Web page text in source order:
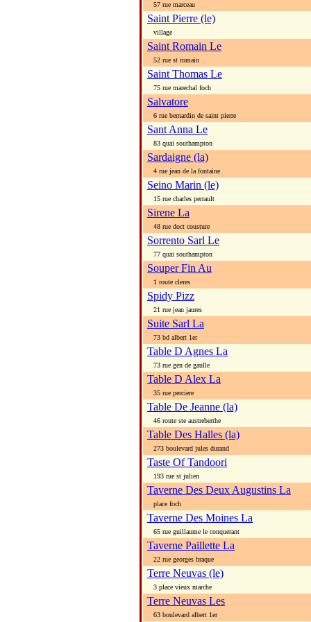
57 rue marceau
Saint Pierre (le)
village
Saint Romain Le
52 rue st romain
Saint Thomas Le
75 rue marechal foch
Salvatore
6 rue bernardin de saint pierre
Sant Anna Le
83 quai southampton
Sardaigne (la)
4 rue jean de la fontaine
Seino Marin (le)
15 rue charles perrault
Sirene La
48 rue doct cousture
Sorrento Sarl Le
77 quai southampton
Souper Fin Au
1 route cleres
Spidy Pizz
21 rue jean jaures
Suite Sarl La
73 bd albert 1er
Table D Agnes La
73 rue gen de gaulle
Table D Alex La
35 rue perciere
Table De Jeanne (la)
46 route ste austreberthe
Table Des Halles (la)
273 boulevard jules durand
Taste Of Tandoori
193 rue st julien
Taverne Des Deux Augustins La
place foch
Taverne Des Moines La
65 rue guillaume le conquerant
Taverne Paillette La
22 rue georges braque
Terre Neuvas (le)
3 place vieux marche
Terre Neuvas Les
63 boulevard albert 1er